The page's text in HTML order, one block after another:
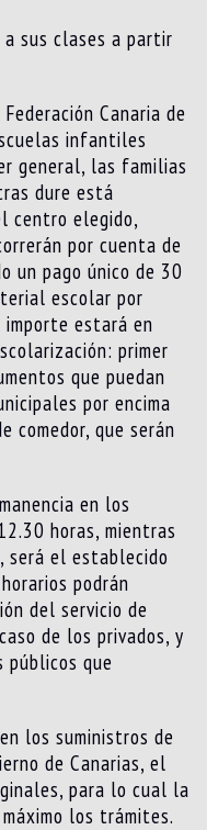
a sus clases a partir
Canaria de
infantiles
general, las familias
dure está
centro elegido,
por cuenta de
un pago único de 30
escolar por
estará en
primer
que puedan
por encima
comedor, que serán
en los
horas, mientras
será el establecido
podrán
del servicio de
de los privados, y
que
los suministros de
de Canarias, el
para lo cual la
los trámites.